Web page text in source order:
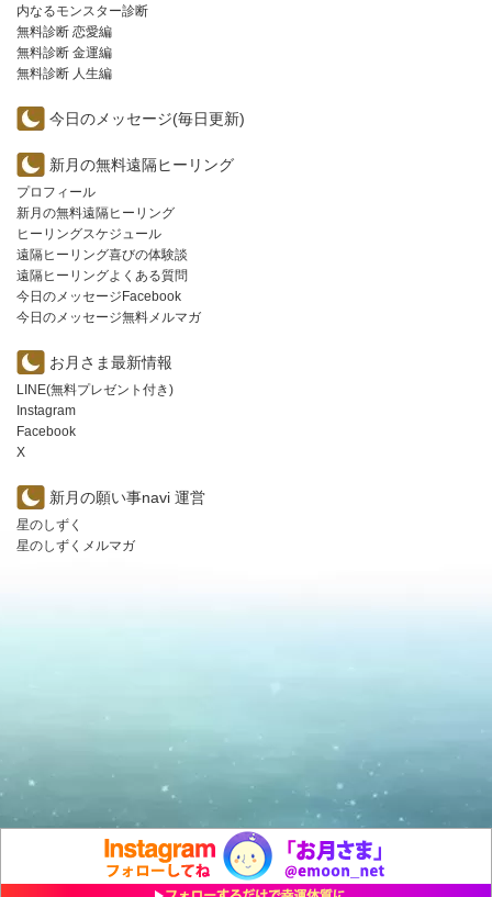
内なるモンスター診断
無料診断 恋愛編
無料診断 金運編
無料診断 人生編
今日のメッセージ(毎日更新)
新月の無料遠隔ヒーリング
プロフィール
新月の無料遠隔ヒーリング
ヒーリングスケジュール
遠隔ヒーリング喜びの体験談
遠隔ヒーリングよくある質問
今日のメッセージFacebook
今日のメッセージ無料メルマガ
お月さま最新情報
LINE(無料プレゼント付き)
Instagram
Facebook
X
新月の願い事navi 運営
星のしずく
星のしずくメルマガ